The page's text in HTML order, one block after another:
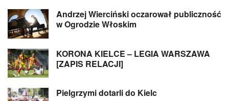
Andrzej Wierciński oczarował publiczność
w Ogrodzie Włoskim
KORONA KIELCE – LEGIA WARSZAWA
[ZAPIS RELACJI]
Pielgrzymi dotarli do Kielc